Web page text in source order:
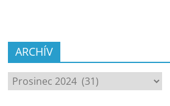
ARCHÍV
ARCHÍV